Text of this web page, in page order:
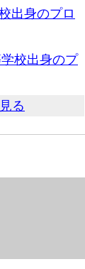
出身のプロ
校出身のプ
る